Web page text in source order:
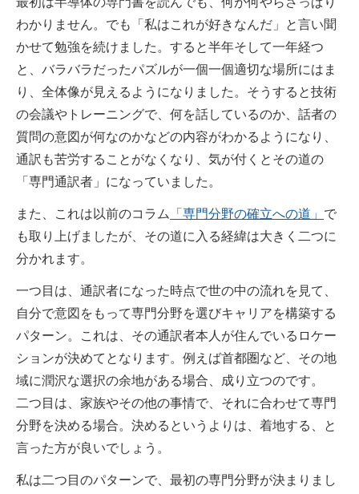
わかりません。でも「私はこれが好きなんだ」と言い聞
かせて勉強を続けました。すると半年そして一年経つ
と、バラバラだったパズルが一個一個適切な場所にはま
り、全体像が見えるようになりました。そうすると技術
の会議やトレーニングで、何を話しているのか、話者の
質問の意図が何なのかなどの内容がわかるようになり、
通訳も苦労することがなくなり、気が付くとその道の
「専門通訳者」になっていました。
また、これは以前のコラム 「専門分野の確立への道」 で
も取り上げましたが、その道に入る経緯は大きく二つに
分かれます。
一つ目は、通訳者になった時点で世の中の流れを見て、
自分で意図をもって専門分野を選びキャリアを構築する
パターン。これは、その通訳者本人が住んでいるロケー
ションが決めてとなります。例えば首都圏など、その地
域に潤沢な選択の余地がある場合、成り立つのです。
二つ目は、家族やその他の事情で、それに合わせて専門
分野を決める場合。決めるというよりは、着地する、と
言った方が良いでしょう。
私は二つ目のパターンで、最初の専門分野が決まりまし